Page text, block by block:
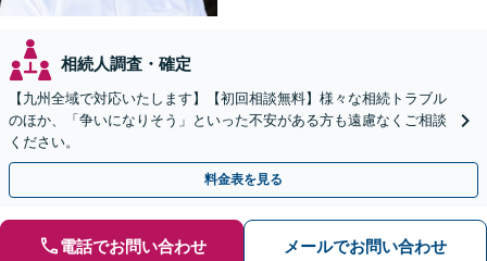
相続人調査・確定
【九州全域で対応いたします】【初回相談無料】様々な相続トラブル
のほか、「争いになりそう」といった不安がある方も遠慮なくご相談
ください。
料金表を見る
電話でお問い合わせ メールでお問い合わせ